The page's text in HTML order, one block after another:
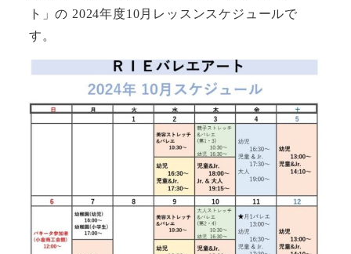
ト」の 2024年度10月レッスンスケジュールで
す。